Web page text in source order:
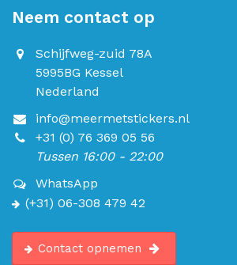
Neem contact op
Schijfweg-zuid 78A
5995BG Kessel
Nederland
info@meermetstickers.nl
+31 (0) 76 369 05 56
Tussen 16:00 - 22:00
WhatsApp
(+31) 06-308 479 42
Contact opnemen